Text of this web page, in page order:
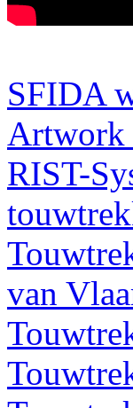
SFIDA
Artwork
RIST-
van